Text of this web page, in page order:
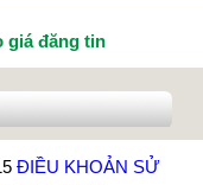
giá đăng tin
ĐIỀU KHOẢN SỬ